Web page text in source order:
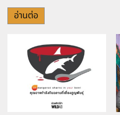
อ่านต่อ